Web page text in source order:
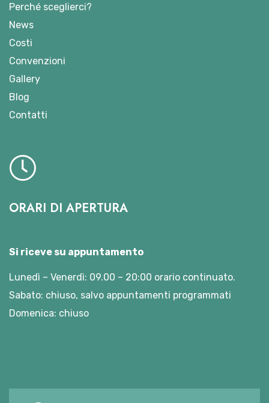
Perché sceglierci?
News
Costi
Convenzioni
Gallery
Blog
Contatti
ORARI DI APERTURA
Si riceve su appuntamento
Lunedì – Venerdì: 09.00 – 20:00 orario continuato.
Sabato: chiuso, salvo appuntamenti programmati
Domenica: chiuso